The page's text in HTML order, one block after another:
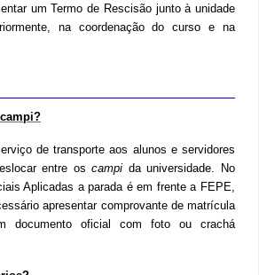
um Termo de Rescisão junto à unidade
na coordenação do curso e na
de transporte aos alunos e servidores
entre os campi da universidade. No
Aplicadas a parada é em frente a FEPE,
apresentar comprovante de matrícula
documento oficial com foto ou crachá